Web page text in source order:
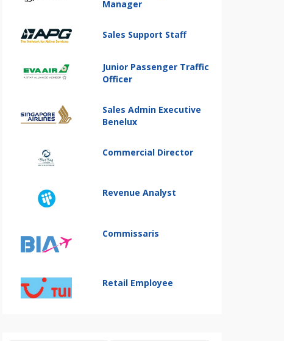
Manager
Sales Support Staff
Junior Passenger Traffic
Officer
Sales Admin Executive
Benelux
Commercial Director
Revenue Analyst
Commissaris
Retail Employee